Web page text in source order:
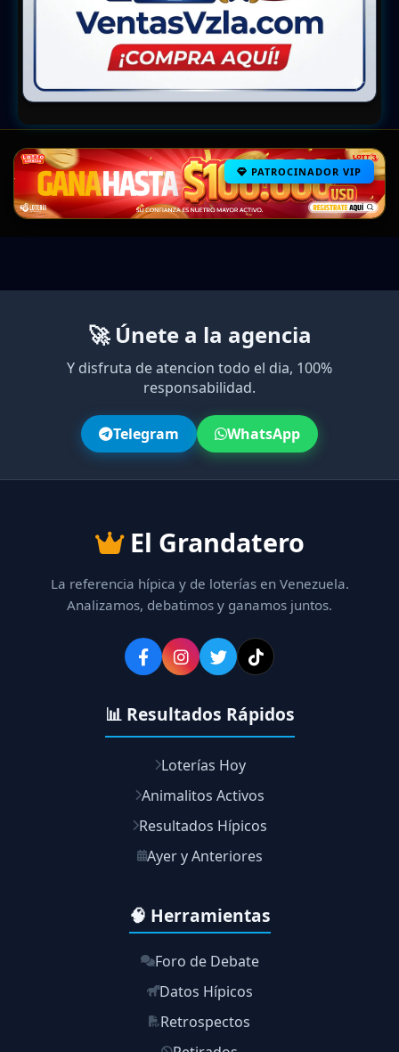
PATROCINADOR VIP
🚀 Únete a la agencia
Y disfruta de atencion todo el dia, 100%
responsabilidad.
Telegram WhatsApp
El Grandatero
La referencia hípica y de loterías en Venezuela.
Analizamos, debatimos y ganamos juntos.
📊 Resultados Rápidos
Loterías Hoy
Animalitos Activos
Resultados Hípicos
Ayer y Anteriores
🧠 Herramientas
Foro de Debate
Datos Hípicos
Retrospectos